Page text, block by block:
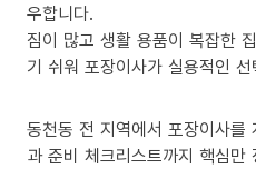
우합니다.
짐이 많고 생활 용품이 복잡한
기 쉬워 포장이사가 실용적인
동천동 전 지역에서 포장이사를
과 준비 체크리스트까지 핵심만